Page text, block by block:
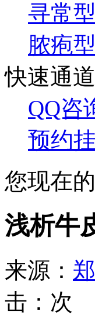
寻常
脓疱
快速通道
QQ咨
预约
您现在
浅析牛
来源：
击： 次